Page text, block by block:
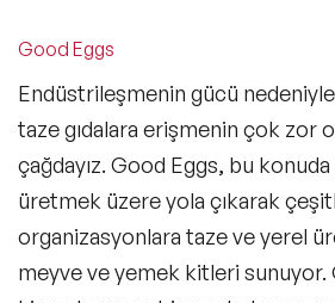
Good Eggs
Endüstrileşmenin gücü
taze gıdalara erişmenin çok zor
çağdayız. Good Eggs, bu
üretmek üzere yola çıkarak
organizasyonlara taze ve yerel
meyve ve yemek kitleri sunuyor.